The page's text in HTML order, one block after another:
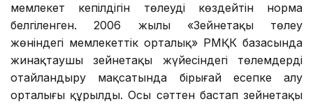
мемлекет кепілдігін төлеуді көздейтін норма
белгіленген. 2006 жылы «Зейнетақы төлеу
жөніндегі мемлекеттік орталық» РМҚК базасында
жинақтаушы зейнетақы жүйесіндегі төлемдерді
оңтайландыру мақсатында бірыңғай есепке алу
орталығы құрылды. Осы сәттен бастап зейнетақы